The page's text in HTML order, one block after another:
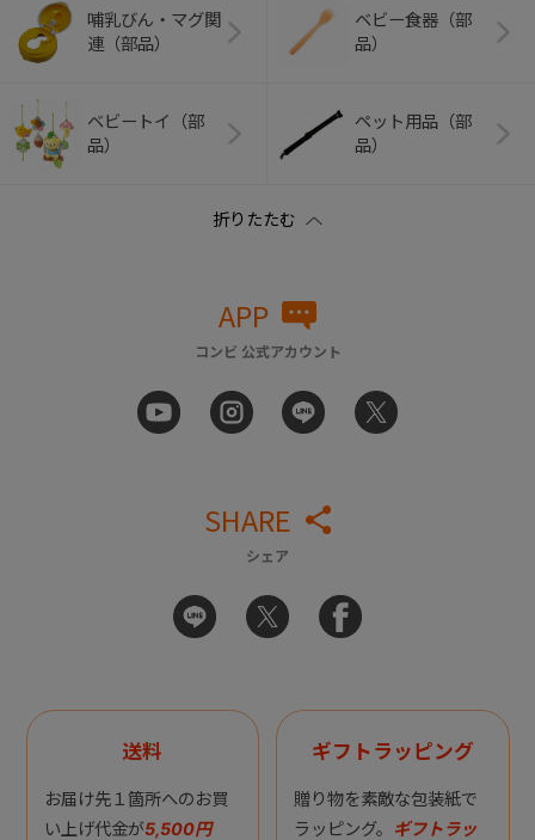
哺乳びん・マグ関
連（部品）
ベビー食器（部
品）
ベビートイ（部
品）
ペット用品（部
品）
APP
コンビ 公式アカウント
SHARE
シェア
送料
お届け先１箇所へのお買
い上げ代金が5,500円
ギフトラッピング
贈り物を素敵な包装紙で
ラッピング。 ギフトラッ